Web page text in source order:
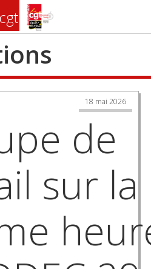
18 mai 2026
de
sur la